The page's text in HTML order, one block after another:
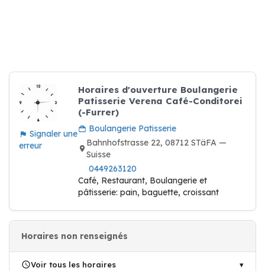
Signaler une
erreur
Horaires d'ouverture Boulangerie
Patisserie Verena Café-Conditorei
(-Furrer)
Boulangerie Patisserie
Bahnhofstrasse 22, 08712 STäFA —
Suisse
0449263120
Café, Restaurant, Boulangerie et
pâtisserie: pain, baguette, croissant
Horaires non renseignés
Voir tous les horaires